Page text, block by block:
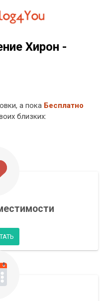
Хирон -
а пока Бесплатно
близких: